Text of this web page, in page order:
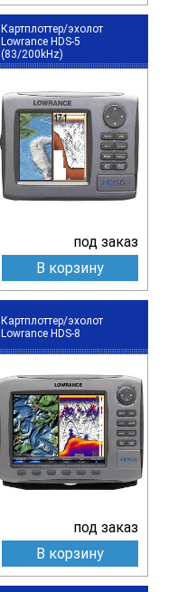
Картплоттер/эхолот
Lowrance HDS-5
(83/200kHz)
под заказ
В корзину
Картплоттер/эхолот
Lowrance HDS-8
под заказ
В корзину